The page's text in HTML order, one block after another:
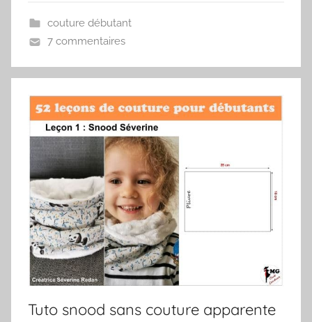
couture débutant
7 commentaires
Tuto snood sans couture apparente